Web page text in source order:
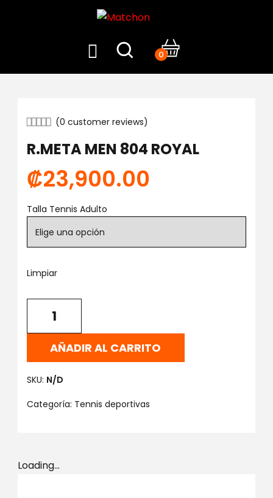
0
(0 customer reviews)
R.META MEN 804 ROYAL
₡23,900.00
Talla Tennis Adulto
Limpiar
AÑADIR AL CARRITO
SKU: N/D
Categoría: Tennis deportivas
Loading...